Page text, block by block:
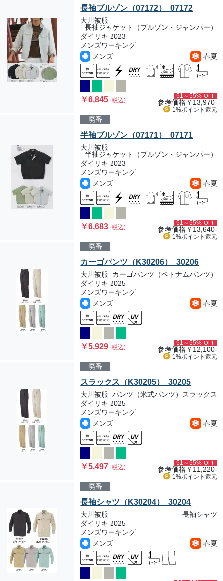
長袖ブルゾン（07172） 07172
大川被服
長袖ジャケット（ブルゾン・ジャンパー）
ダイリキ 2023
メンズワーキング
メンズ
春夏
￥6,845(税込)
51～55% OFF
参考価格￥13,970-
1%ポイント 還元
廃番
半袖ブルゾン（07171） 07171
大川被服
半袖ジャケット（ブルゾン・ジャンパー）
ダイリキ 2023
メンズワーキング
メンズ
春夏
￥6,683(税込)
51～55% OFF
参考価格￥13,640-
1%ポイント 還元
廃番
カーゴパンツ（K30206） 30206
大川被服
カーゴパンツ（ベトナムパンツ）
ダイリキ 2025
メンズワーキング
メンズ
春夏
￥5,929(税込)
51～55% OFF
参考価格￥12,100-
1%ポイント 還元
廃番
スラックス（K30205） 30205
大川被服
パンツ（米式パンツ）スラックス
ダイリキ 2025
メンズワーキング
メンズ
春夏
￥5,497(税込)
51～55% OFF
参考価格￥11,220-
1%ポイント 還元
廃番
長袖シャツ（K30204） 30204
大川被服
長袖シャツ
ダイリキ 2025
メンズワーキング
メンズ
春夏